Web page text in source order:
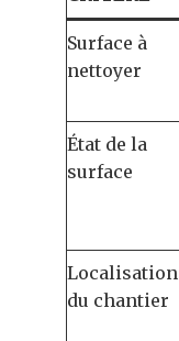
Surface à
nettoyer
État de la
surface
Localisation
du chantier